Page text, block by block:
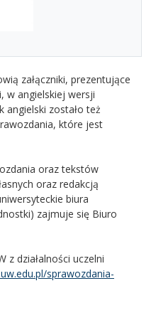
załączniki, prezentujące
w angielskiej wersji
angielski zostało też
które jest
oraz tekstów
oraz redakcją
biura
zajmuje się Biuro
z działalności uczelni
sprawozdania-